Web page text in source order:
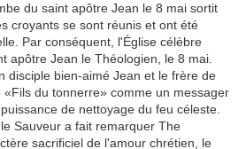
du saint apôtre Jean le 8 mai sortit
croyants se sont réunis et ont été
Par conséquent, l'Église célèbre
apôtre Jean le Théologien, le 8 mai.
disciple bien-aimé Jean et le frère de
du tonnerre» comme un messager
de nettoyage du feu céleste.
Sauveur a fait remarquer The
sacrificiel de l'amour chrétien, le